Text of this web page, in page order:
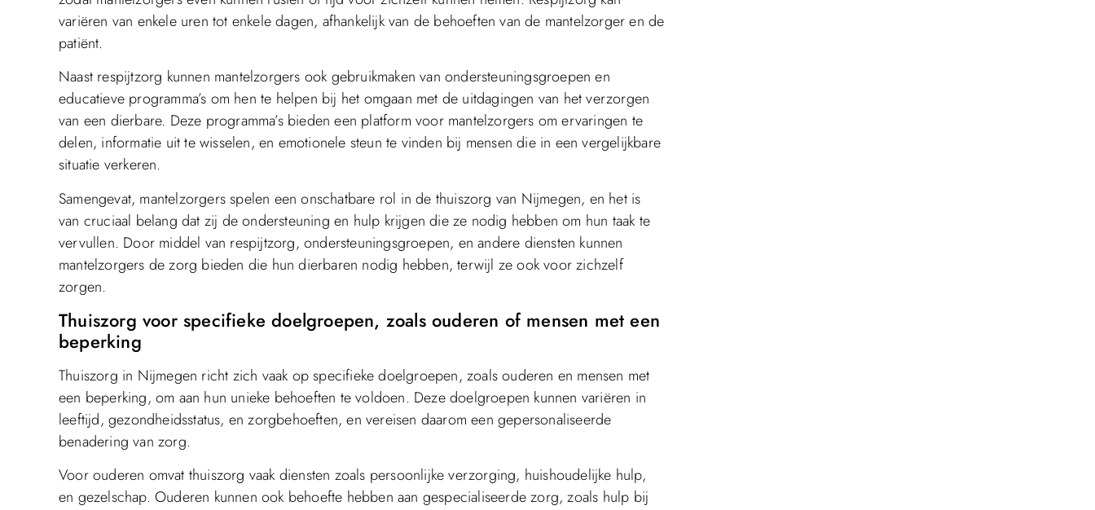
variëren van enkele uren tot enkele dagen, afhankelijk van de behoeften van de mantelzorger en de
patiënt.
Naast respijtzorg kunnen mantelzorgers ook gebruikmaken van ondersteuningsgroepen en
educatieve programma’s om hen te helpen bij het omgaan met de uitdagingen van het verzorgen
van een dierbare. Deze programma’s bieden een platform voor mantelzorgers om ervaringen te
delen, informatie uit te wisselen, en emotionele steun te vinden bij mensen die in een vergelijkbare
situatie verkeren.
Samengevat, mantelzorgers spelen een onschatbare rol in de thuiszorg van Nijmegen, en het is
van cruciaal belang dat zij de ondersteuning en hulp krijgen die ze nodig hebben om hun taak te
vervullen. Door middel van respijtzorg, ondersteuningsgroepen, en andere diensten kunnen
mantelzorgers de zorg bieden die hun dierbaren nodig hebben, terwijl ze ook voor zichzelf
zorgen.
Thuiszorg voor specifieke doelgroepen, zoals ouderen of mensen met een
beperking
Thuiszorg in Nijmegen richt zich vaak op specifieke doelgroepen, zoals ouderen en mensen met
een beperking, om aan hun unieke behoeften te voldoen. Deze doelgroepen kunnen variëren in
leeftijd, gezondheidsstatus, en zorgbehoeften, en vereisen daarom een ​​gepersonaliseerde
benadering van zorg.
Voor ouderen omvat thuiszorg vaak diensten zoals persoonlijke verzorging, huishoudelijke hulp,
en gezelschap. Ouderen kunnen ook behoefte hebben aan gespecialiseerde zorg, zoals hulp bij